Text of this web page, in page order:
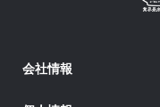
会社情報